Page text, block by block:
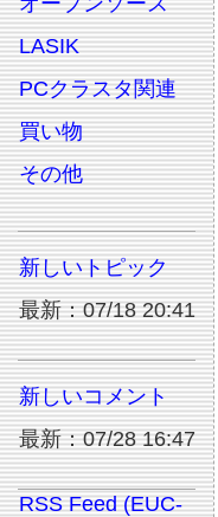
LASIK
PCクラスタ関連
買い物
その他
新しいトピック
最新：07/18 20:41
新しいコメント
最新：07/28 16:47
RSS Feed (EUC-